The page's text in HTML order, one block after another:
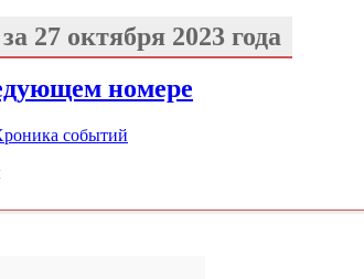
27 октября 2023 года
номере
событий